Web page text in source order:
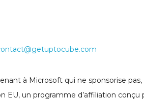
à Microsoft qui ne sponsorise
EU, un programme d’affiliation